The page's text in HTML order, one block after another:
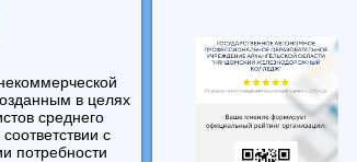
в целях
среднего
с
потребности